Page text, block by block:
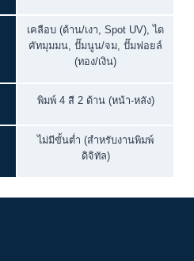
เคลือบ (ด้าน/เงา, Spot UV), ได
คัทมุมมน, ปั๊มนูน/จม, ปั๊มฟอยล์
(ทอง/เงิน)
พิมพ์ 4 สี 2 ด้าน (หน้า-หลัง)
ไม่มีขั้นต่ำ (สำหรับงานพิมพ์
ดิจิทัล)